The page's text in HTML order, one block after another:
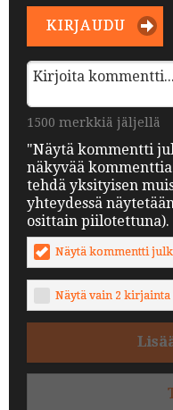
KIRJAUDU
1500 merkkiä jäljellä
"Näytä kommentti
näkyvää
tehdä yksityisen
yhteydessä
osittain piilotettuna).
Näytä kommentti
Näytä vain 2 kirjainta